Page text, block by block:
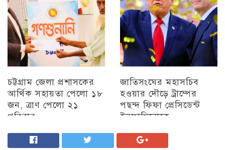
চট্টগ্রাম জেলা প্রশাসকের
আর্থিক সহায়তা পেলো ১৮
জন, ত্রাণ পেলো ২১
পরিবার
চট্টগ্রাম
জাতিসংঘের মহাসচিব
হওয়ার দৌড়ে ট্রাম্পের
পছন্দ ফিফা প্রেসিডেন্ট
ইনফান্তিনোকে
চট্টগ্রাম